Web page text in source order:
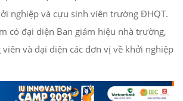
nghiệp và cựu sinh viên trường ĐHQT.
có đại diện Ban giám hiệu nhà trường,
viên và đại diện các đơn vị về khởi nghiệp